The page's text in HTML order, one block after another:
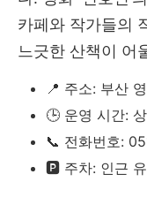
카페와 작가들의
느긋한 산책이 어
📍 주소: 부산
🕒 운영 시간:
📞 전화번호:
🅿️ 주차: 인근